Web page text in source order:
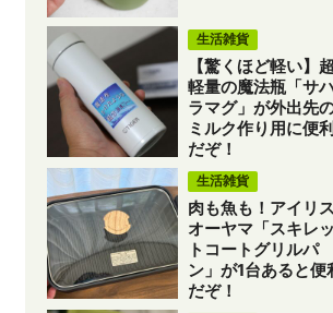
生活雑貨
【驚くほど軽い】超
軽量の魔法瓶「サ
ラマグ」が外出先
ミルク作り用に便
だぞ！
生活雑貨
肉も魚も！アイリス
オーヤマ「スキレッ
トコートグリルパ
ン」が1台あると便
だぞ！